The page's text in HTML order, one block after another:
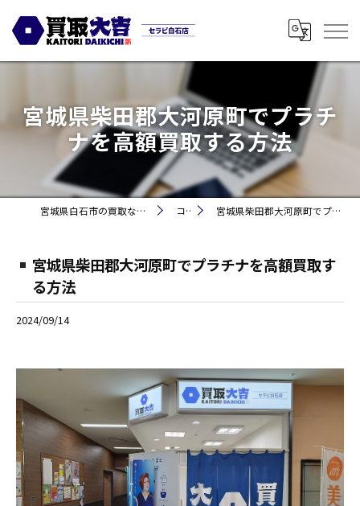
宮城県柴田郡大河原町でプラチ
ナを高額買取する方法
宮城県白石市の買取なら買取大吉セラビ白石店 コラム 宮城県柴田郡大河原町でプラチナを高額買取する方法
宮城県柴田郡大河原町でプラチナを高額買取す
る方法
2024/09/14